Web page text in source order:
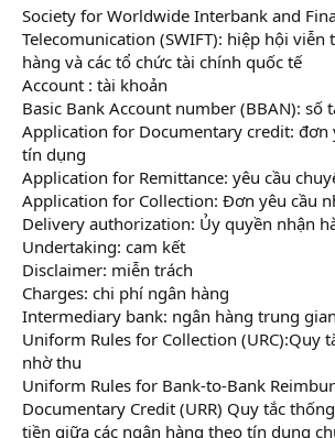
Society for Worldwide Interbank and
Telecomunication (SWIFT): hiệp hội viễn
hàng và các tổ chức tài chính quốc tế
Account : tài khoản
Basic Bank Account number (BBAN): số
Application for Documentary credit: đơn
tín dụng
Application for Remittance: yêu cầu
Application for Collection: Đơn yêu cầu
Delivery authorization: Ủy quyền nhận
Undertaking: cam kết
Disclaimer: miễn trách
Charges: chi phí ngân hàng
Intermediary bank: ngân hàng trung gian
Uniform Rules for Collection (URC):Quy
nhờ thu
Uniform Rules for Bank-to-Bank
Documentary Credit (URR) Quy tắc
tiền giữa các ngân hàng theo tín dụng